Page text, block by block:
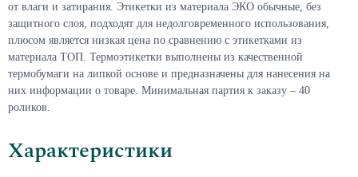
от влаги и затирания. Этикетки из материала ЭКО обычные, без
защитного слоя, подходят для недолговременного использования,
плюсом является низкая цена по сравнению с этикетками из
материала ТОП. Термоэтикетки выполнены из качественной
термобумаги на липкой основе и предназначены для нанесения на
них информации о товаре. Минимальная партия к заказу – 40
роликов.
Характеристики